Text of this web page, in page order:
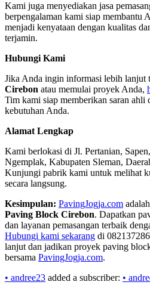
Kami juga menyediakan jasa
berpengalaman kami siap membantu
menjadi kenyataan dengan kualitas
terjamin.
Hubungi Kami
Jika Anda ingin informasi lebih lanjut
Cirebon atau memulai proyek Anda,
Tim kami siap memberikan saran ahli
kebutuhan Anda.
Alamat Lengkap
Kami berlokasi di Jl. Pertanian,
Ngemplak, Kabupaten Sleman,
Kunjungi pabrik kami untuk melihat
secara langsung.
Kesimpulan: PavingJogja.com
Paving Block Cirebon. Dapatkan
dan layanan pemasangan terbaik
Hubungi kami sekarang di
lanjut dan jadikan proyek paving
bersama PavingJogja.com.
• andree23 added a subscriber: •